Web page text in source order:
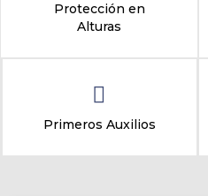
Protección en
Alturas
Primeros Auxilios